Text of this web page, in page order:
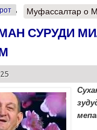
Муфассалтар о
СУРУДИ